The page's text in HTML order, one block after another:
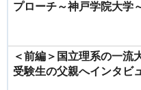
プローチ～神戸学院大学
＜前編＞国立理系の一流
受験生の父親へインタビ